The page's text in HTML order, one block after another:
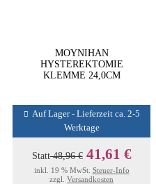
MOYNIHAN
HYSTEREKTOMIE
KLEMME 24,0CM
Auf Lager - Lieferzeit ca. 2-5
Werktage
Statt48,96 € 41,61 €
inkl. 19 % MwSt. Steuer-Info
zzgl. Versandkosten